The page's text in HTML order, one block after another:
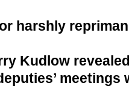
harshly
Kudlow
meetings